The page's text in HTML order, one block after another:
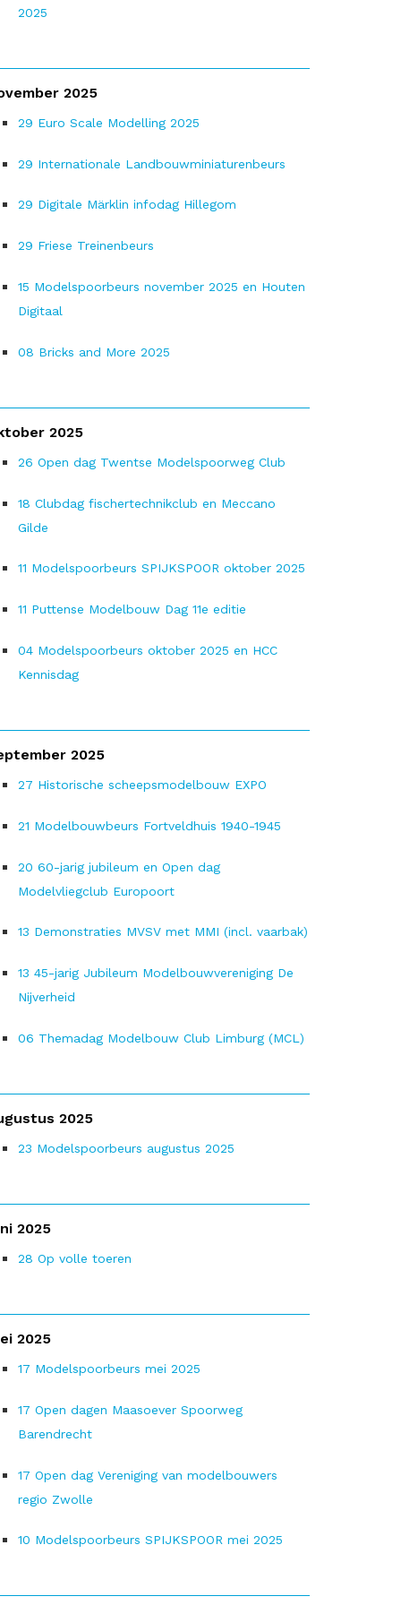
2025
2025
29 Euro Scale Modelling 2025
29 Internationale Landbouwminiaturenbeurs
29 Digitale Märklin infodag Hillegom
29 Friese Treinenbeurs
15 Modelspoorbeurs november 2025 en Houten
Digitaal
08 Bricks and More 2025
2025
26 Open dag Twentse Modelspoorweg Club
18 Clubdag fischertechnikclub en Meccano
Gilde
11 Modelspoorbeurs SPIJKSPOOR oktober 2025
11 Puttense Modelbouw Dag 11e editie
04 Modelspoorbeurs oktober 2025 en HCC
Kennisdag
2025
27 Historische scheepsmodelbouw EXPO
21 Modelbouwbeurs Fortveldhuis 1940-1945
20 60-jarig jubileum en Open dag
Modelvliegclub Europoort
13 Demonstraties MVSV met MMI (incl. vaarbak)
13 45-jarig Jubileum Modelbouwvereniging De
Nijverheid
06 Themadag Modelbouw Club Limburg (MCL)
2025
23 Modelspoorbeurs augustus 2025
2025
28 Op volle toeren
2025
17 Modelspoorbeurs mei 2025
17 Open dagen Maasoever Spoorweg
Barendrecht
17 Open dag Vereniging van modelbouwers
regio Zwolle
10 Modelspoorbeurs SPIJKSPOOR mei 2025